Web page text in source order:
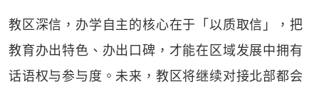
教区深信，办学自主的核心在于「以质取信」，把
教育办出特色、办出口碑，才能在区域发展中拥有
话语权与参与度。未来，教区将继续对接北部都会